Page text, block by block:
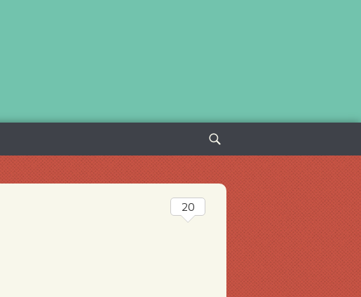
Sök
efter:
20